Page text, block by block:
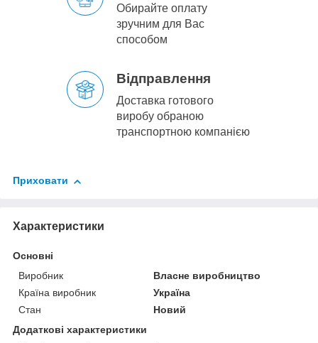
Обирайте оплату
зручним для Вас
способом
Відправлення
Доставка готового
виробу обраною
транспортною компанією
Приховати
Характеристики
Основні
Виробник
Власне виробництво
Країна виробник
Україна
Стан
Новий
Додаткові характеристики